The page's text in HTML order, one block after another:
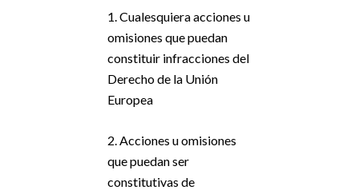
1. Cualesquiera acciones u
omisiones que puedan
constituir infracciones del
Derecho de la Unión
Europea
2. Acciones u omisiones
que puedan ser
constitutivas de